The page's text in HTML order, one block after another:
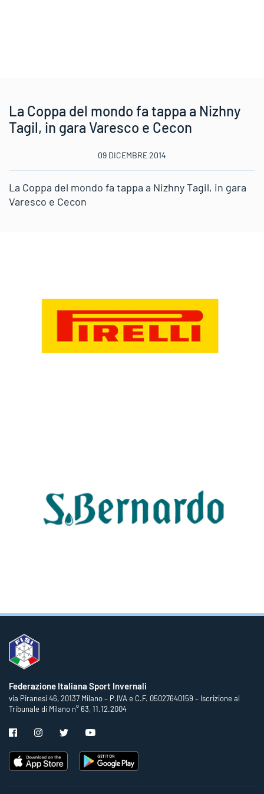
La Coppa del mondo fa tappa a Nizhny
Tagil, in gara Varesco e Cecon
09 DICEMBRE 2014
La Coppa del mondo fa tappa a Nizhny Tagil, in gara
Varesco e Cecon
Federazione Italiana Sport Invernali
via Piranesi 46, 20137 Milano – P.IVA e C.F. 05027640159 – Iscrizione al
Tribunale di Milano n° 63, 11.12.2004